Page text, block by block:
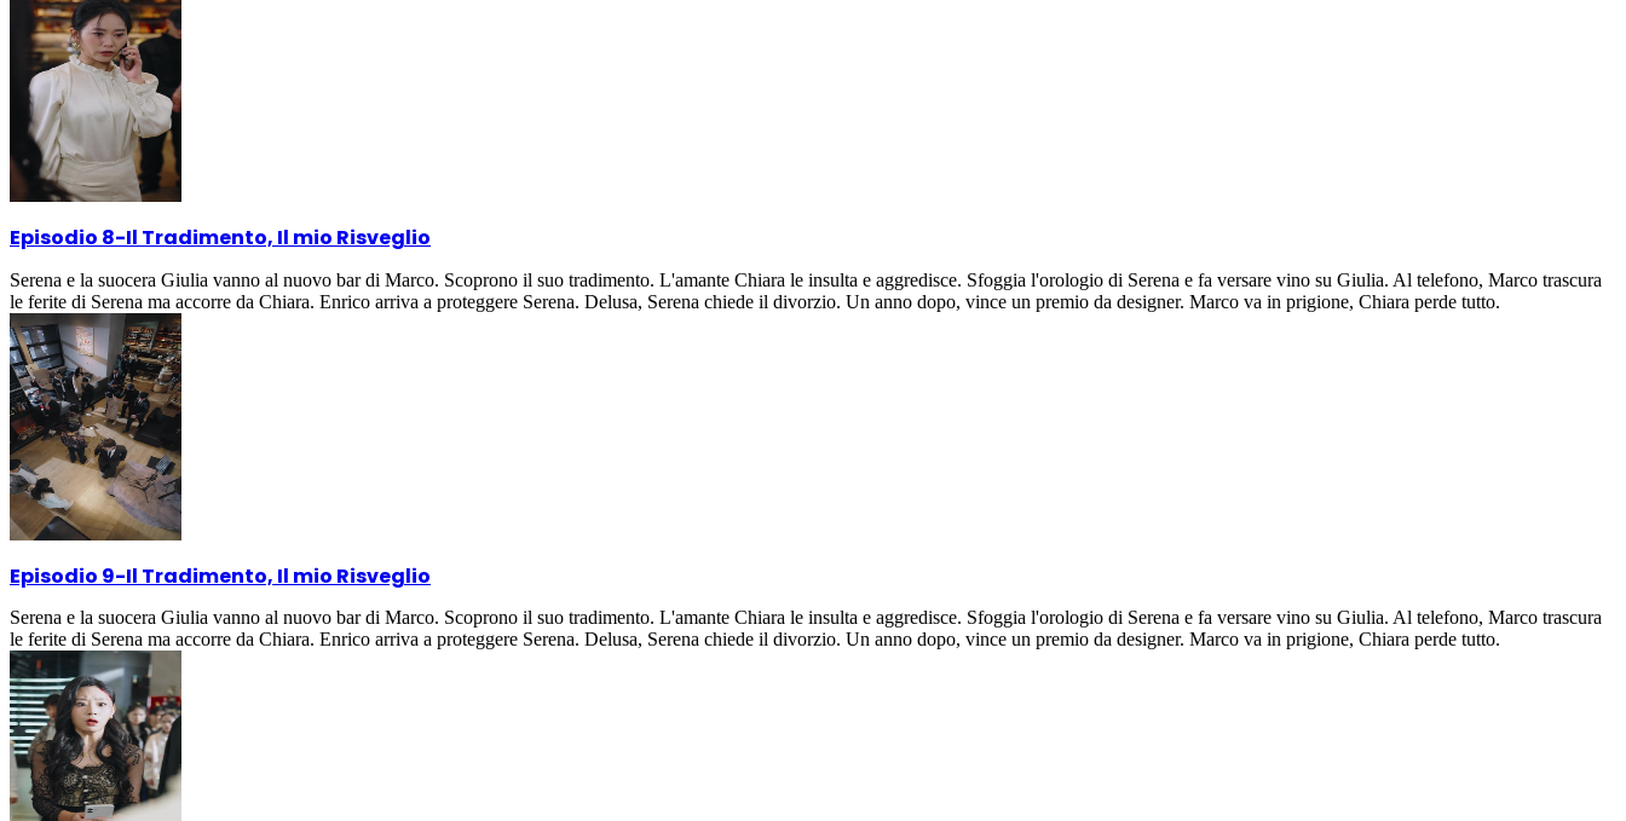
Episodio 8-Il Tradimento, Il mio Risveglio
Serena e la suocera Giulia vanno al nuovo bar di Marco. Scoprono il suo tradimento. L'amante Chiara le insulta e aggredisce. Sfoggia l'orologio di Serena e fa versare vino su Giulia. Al telefono, Marco trascura
le ferite di Serena ma accorre da Chiara. Enrico arriva a proteggere Serena. Delusa, Serena chiede il divorzio. Un anno dopo, vince un premio da designer. Marco va in prigione, Chiara perde tutto.
Episodio 9-Il Tradimento, Il mio Risveglio
Serena e la suocera Giulia vanno al nuovo bar di Marco. Scoprono il suo tradimento. L'amante Chiara le insulta e aggredisce. Sfoggia l'orologio di Serena e fa versare vino su Giulia. Al telefono, Marco trascura
le ferite di Serena ma accorre da Chiara. Enrico arriva a proteggere Serena. Delusa, Serena chiede il divorzio. Un anno dopo, vince un premio da designer. Marco va in prigione, Chiara perde tutto.